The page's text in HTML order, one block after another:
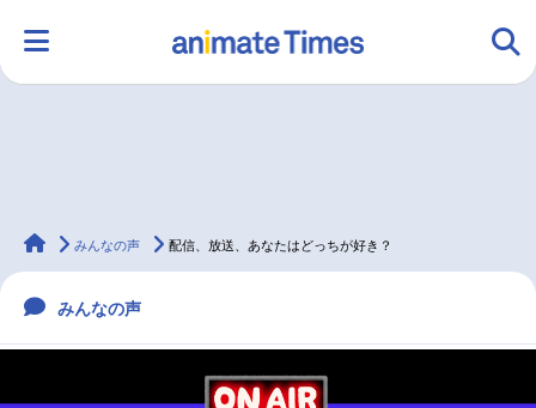
ラジオ みんなの声 グッズ
animateTimes
みんなの声 配信、放送、あなたはどっちが好き？
みんなの声